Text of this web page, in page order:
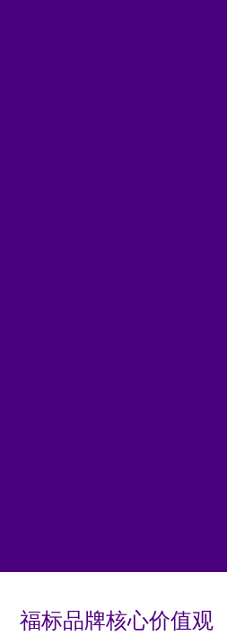
福标品牌核心价值观